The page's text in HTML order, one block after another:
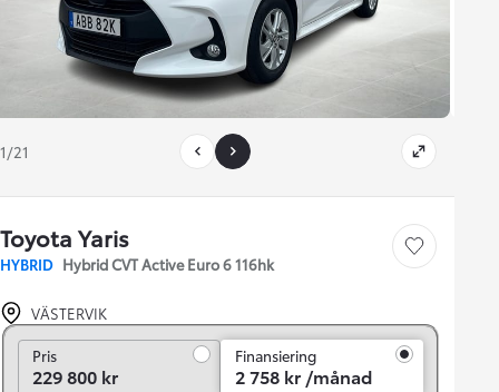
1/21
Toyota Yaris
HYBRID Hybrid CVT Active Euro 6 116hk
Save car
VÄSTERVIK
PrisPris
229 800 kr
Finansiering
2 758 kr /månad